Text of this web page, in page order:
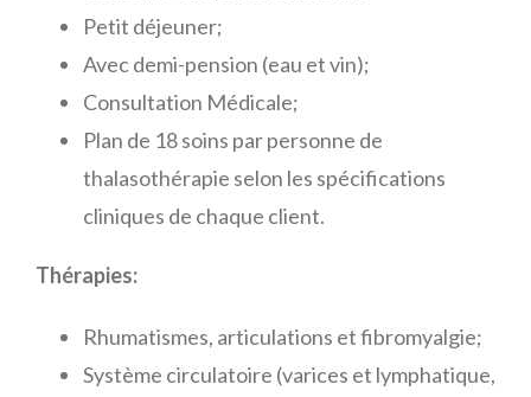
Petit déjeuner;
Avec demi-pension (eau et vin);
Consultation Médicale;
Plan de 18 soins par personne de
thalasothérapie selon les spécifications
cliniques de chaque client.
Thérapies:
Rhumatismes, articulations et fibromyalgie;
Système circulatoire (varices et lymphatique,